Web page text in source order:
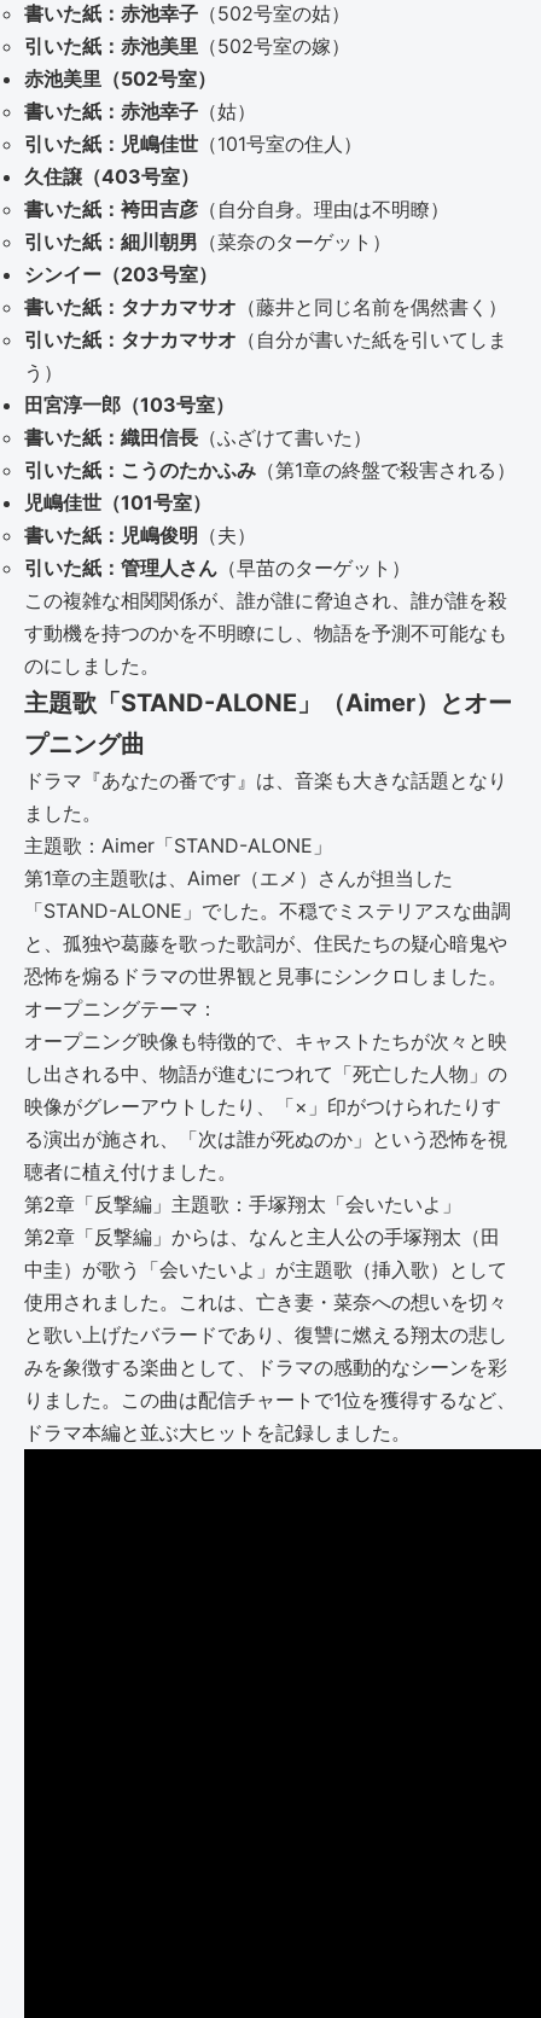
書いた紙：赤池幸子 （502号室の姑）
引いた紙：赤池美里 （502号室の嫁）
赤池美里（502号室）
書いた紙：赤池幸子 （姑）
引いた紙：児嶋佳世 （101号室の住人）
久住譲（403号室）
書いた紙：袴田吉彦 （自分自身。理由は不明瞭）
引いた紙：細川朝男 （菜奈のターゲット）
シンイー（203号室）
書いた紙：タナカマサオ （藤井と同じ名前を偶然書く）
引いた紙：タナカマサオ （自分が書いた紙を引いてしま
う）
田宮淳一郎（103号室）
書いた紙：織田信長 （ふざけて書いた）
引いた紙：こうのたかふみ （第1章の終盤で殺害される）
児嶋佳世（101号室）
書いた紙：児嶋俊明 （夫）
引いた紙：管理人さん （早苗のターゲット）
この複雑な相関関係が、誰が誰に脅迫され、誰が誰を殺
す動機を持つのかを不明瞭にし、物語を予測不可能なも
のにしました。
主題歌「STAND-ALONE」（Aimer）とオー
プニング曲
ドラマ『あなたの番です』は、音楽も大きな話題となり
ました。
主題歌：Aimer「STAND-ALONE」
第1章の主題歌は、Aimer（エメ）さんが担当した
「STAND-ALONE」でした。不穏でミステリアスな曲調
と、孤独や葛藤を歌った歌詞が、住民たちの疑心暗鬼や
恐怖を煽るドラマの世界観と見事にシンクロしました。
オープニングテーマ：
オープニング映像も特徴的で、キャストたちが次々と映
し出される中、物語が進むにつれて「死亡した人物」の
映像がグレーアウトしたり、「×」印がつけられたりす
る演出が施され、「次は誰が死ぬのか」という恐怖を視
聴者に植え付けました。
第2章「反撃編」主題歌：手塚翔太「会いたいよ」
第2章「反撃編」からは、なんと主人公の手塚翔太（田
中圭）が歌う「会いたいよ」が主題歌（挿入歌）として
使用されました。これは、亡き妻・菜奈への想いを切々
と歌い上げたバラードであり、復讐に燃える翔太の悲し
みを象徴する楽曲として、ドラマの感動的なシーンを彩
りました。この曲は配信チャートで1位を獲得するなど、
ドラマ本編と並ぶ大ヒットを記録しました。